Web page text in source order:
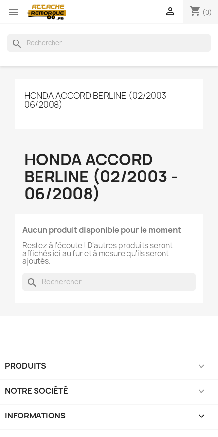
 shopping_cart (0)

search
HONDA ACCORD BERLINE (02/2003 -
06/2008)
HONDA ACCORD
BERLINE (02/2003 -
06/2008)
Aucun produit disponible pour le moment
Restez à l'écoute ! D'autres produits seront
affichés ici au fur et à mesure qu'ils seront
ajoutés.
search
PRODUITS 
NOTRE SOCIÉTÉ 
INFORMATIONS keyboard_arrow_down